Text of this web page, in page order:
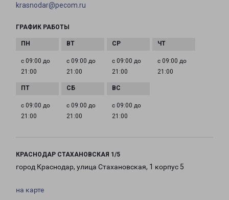
krasnodar@pecom.ru
ГРАФИК РАБОТЫ
с 09:00 до
21:00
с 09:00 до
21:00
с 09:00 до
21:00
с 09:00 до
21:00
с 09:00 до
21:00
с 09:00 до
21:00
с 09:00 до
21:00
КРАСНОДАР СТАХАНОВСКАЯ 1/5
город Краснодар, улица Стахановская, 1 корпус 5
на карте